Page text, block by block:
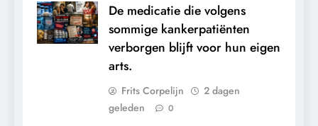
De medicatie die volgens
sommige kankerpatiënten
verborgen blijft voor hun eigen
arts.
Frits Corpelijn
2 dagen
geleden
0